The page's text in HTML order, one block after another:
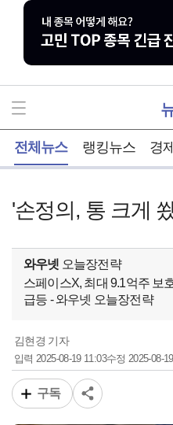
전체뉴스 랭킹뉴스 경제
'손정의, 통 크게
와우넷 오늘장전략
스페이스X, 최대 9.1억주 보
급등 - 와우넷 오늘장전략
김현경 기자
입력2025-08-19 11:03수정 2025-08-
구독